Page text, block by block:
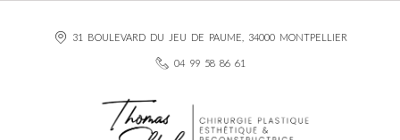
31 BOULEVARD DU JEU DE PAUME, 34000 MONTPELLIER
04 99 58 86 61